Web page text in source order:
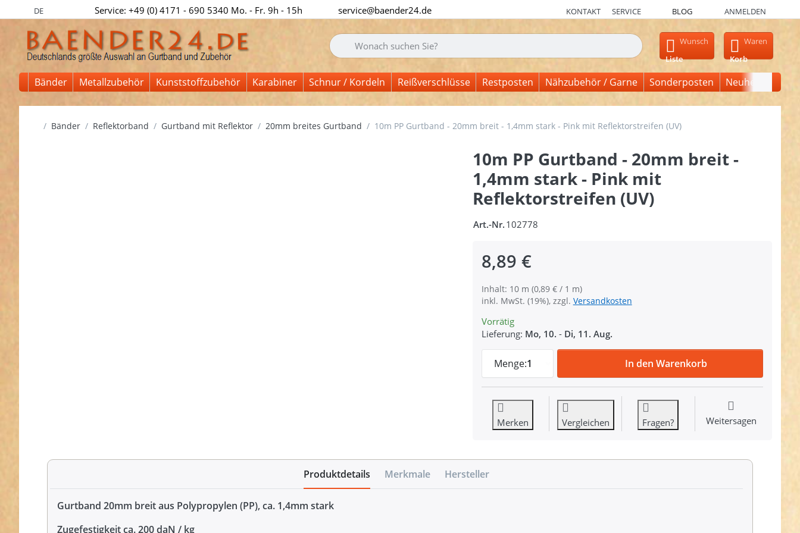
DE Service: +49 (0) 4171 - 690 5340 Mo. - Fr. 9h - 15h service@baender24.de KONTAKT SERVICE BLOG ANMELDEN
Geben Sie einen Suchbegriff ein. Während Sie tippen, erscheinen automatisch erste Ergebnisse. Drücken Sie die
Wunsch
Liste
Waren
Korb
Bänder Metallzubehör Kunststoffzubehör Karabiner Schnur / Kordeln Reißverschlüsse Restposten Nähzubehör / Garne Sonderposten Neuheiten
Startseite
Bänder Reflektorband Gurtband mit Reflektor 20mm breites Gurtband 10m PP Gurtband - 20mm breit - 1,4mm stark - Pink mit Reflektorstreifen (UV)
10m PP Gurtband - 20mm breit -
1,4mm stark - Pink mit
Reflektorstreifen (UV)
Art.-Nr. 102778
8,89 €
Inhalt: 10 m (0,89 € / 1 m)
inkl. MwSt. (19%), zzgl. Versandkosten
Vorrätig
Lieferung: Mo, 10. - Di, 11. Aug.
Menge:1
10m PP Gurtband - 20mm breit - 1,4mm stark - Pink mit
In den Warenkorb
Merken Vergleichen Fragen? Weitersagen
Produktdetails Merkmale Hersteller
Gurtband 20mm breit aus Polypropylen (PP), ca. 1,4mm stark
Zugefestigkeit ca. 200 daN / kg